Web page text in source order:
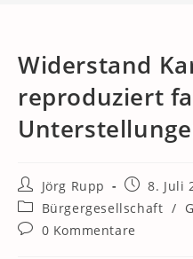
Widerstand
reproduziert
Beitrags-
Autor:
Jörg Rupp
Beitrag
8. Juli
Beitrags-
Kategorie:
Bürgergesellschaft /
Beitrags-
0 Kommentare